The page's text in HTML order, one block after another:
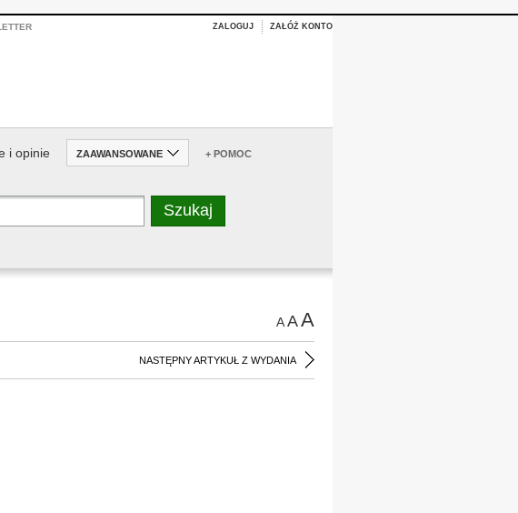
ZALOGUJ ZAŁÓŻ KONTO
i opinie ZAAWANSOWANE + POMOC
AAA
NASTĘPNY ARTYKUŁ Z WYDANIA